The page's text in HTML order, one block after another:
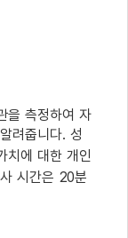
을 측정하여 자
려줍니다. 성
치에 대한 개인
시간은 20분